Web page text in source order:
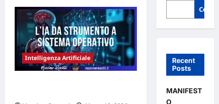
Intelligenza Artificiale
Cerca
Recent
Posts
MANIFEST
O